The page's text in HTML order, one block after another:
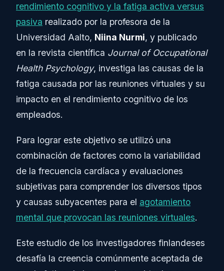
rendimiento cognitivo y la fatiga activa versus
pasiva realizado por la profesora de la
Universidad Aalto, Niina Nurmi, y publicado
en la revista científica Journal of Occupational
Health Psychology, investiga las causas de la
fatiga causada por las reuniones virtuales y su
impacto en el rendimiento cognitivo de los
empleados.
Para lograr este objetivo se utilizó una
combinación de factores como la variabilidad
de la frecuencia cardíaca y evaluaciones
subjetivas para comprender los diversos tipos
y causas subyacentes para el agotamiento
mental que provocan las reuniones virtuales.
Este estudio de los investigadores finlandeses
desafía la creencia comúnmente aceptada de